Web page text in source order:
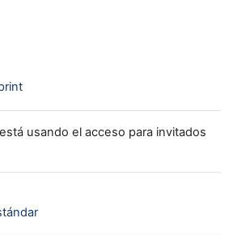
usando el acceso para invitados